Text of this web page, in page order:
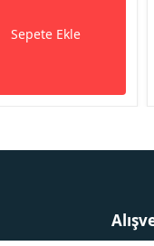
Sepete Ekle